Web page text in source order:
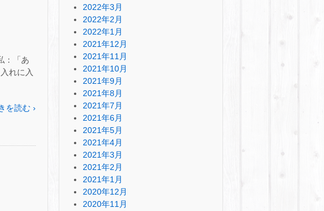
：「あ
れに入
を読む ›
2022年3月
2022年2月
2022年1月
2021年12月
2021年11月
2021年10月
2021年9月
2021年8月
2021年7月
2021年6月
2021年5月
2021年4月
2021年3月
2021年2月
2021年1月
2020年12月
2020年11月